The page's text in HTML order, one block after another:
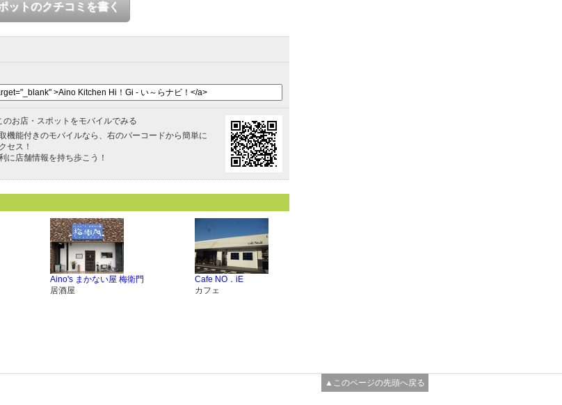
ットのクチコミを書く
のお店・スポットをモバイルでみる
機能付きのモバイルなら、右のバーコードから簡単に
セス！
に店舗情報を持ち歩こう！
Aino's まかない屋 梅衛門
居酒屋
Cafe NO．iE
カフェ
▲このページの先頭へ戻る